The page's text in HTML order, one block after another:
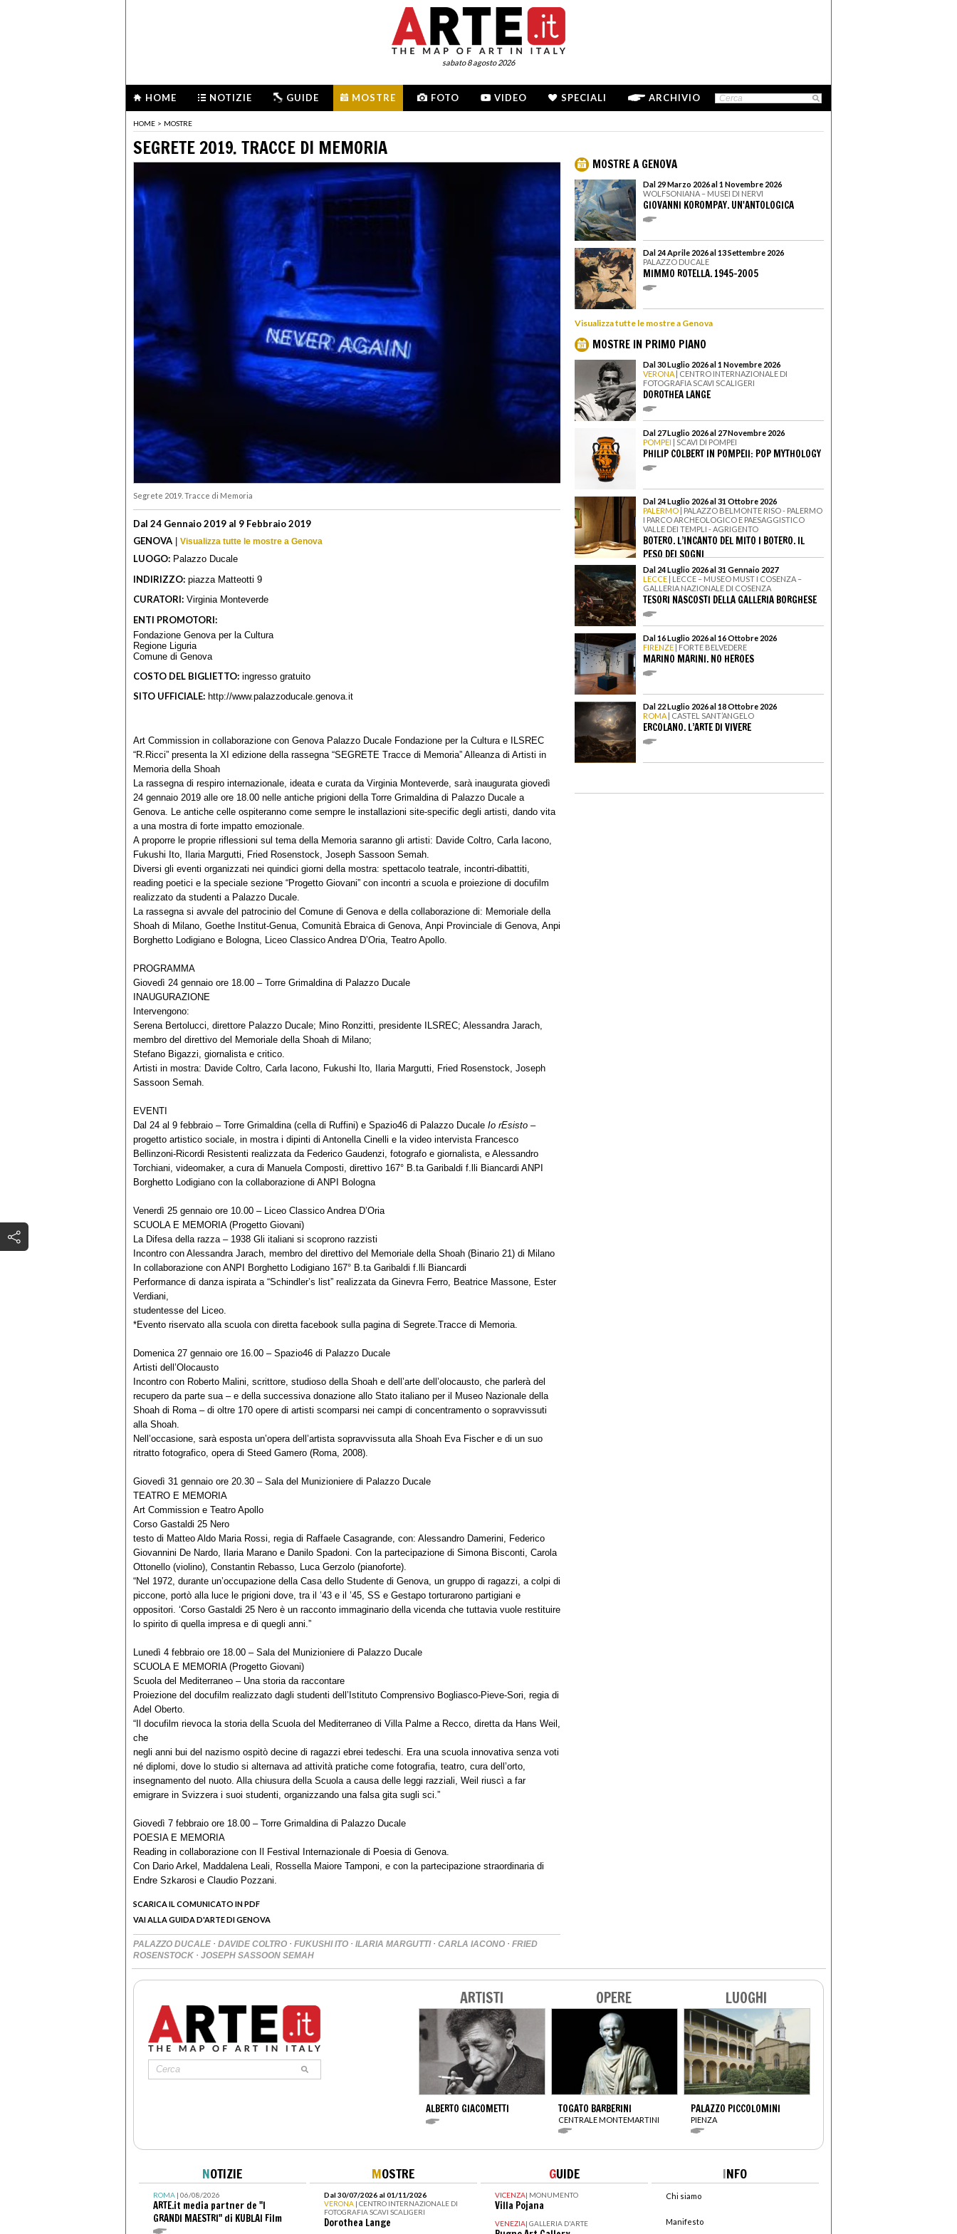
sabato 8 agosto 2026
HOME NOTIZIE GUIDE MOSTRE FOTO VIDEO SPECIALI ARCHIVIO
HOME > MOSTRE
SEGRETE 2019. TRACCE DI MEMORIA
Segrete 2019. Tracce di Memoria
Dal 24 Gennaio 2019 al 9 Febbraio 2019
GENOVA | Visualizza tutte le mostre a Genova
LUOGO: Palazzo Ducale
INDIRIZZO: piazza Matteotti 9
CURATORI: Virginia Monteverde
ENTI PROMOTORI:
Fondazione Genova per la Cultura
Regione Liguria
Comune di Genova
COSTO DEL BIGLIETTO: ingresso gratuito
SITO UFFICIALE: http://www.palazzoducale.genova.it
Art Commission in collaborazione con Genova Palazzo Ducale Fondazione per la Cultura e ILSREC
“R.Ricci” presenta la XI edizione della rassegna “SEGRETE Tracce di Memoria” Alleanza di Artisti in
Memoria della Shoah
La rassegna di respiro internazionale, ideata e curata da Virginia Monteverde, sarà inaugurata giovedì
24 gennaio 2019 alle ore 18.00 nelle antiche prigioni della Torre Grimaldina di Palazzo Ducale a
Genova. Le antiche celle ospiteranno come sempre le installazioni site-specific degli artisti, dando vita
a una mostra di forte impatto emozionale.
A proporre le proprie riflessioni sul tema della Memoria saranno gli artisti: Davide Coltro, Carla Iacono,
Fukushi Ito, Ilaria Margutti, Fried Rosenstock, Joseph Sassoon Semah.
Diversi gli eventi organizzati nei quindici giorni della mostra: spettacolo teatrale, incontri-dibattiti,
reading poetici e la speciale sezione “Progetto Giovani” con incontri a scuola e proiezione di docufilm
realizzato da studenti a Palazzo Ducale.
La rassegna si avvale del patrocinio del Comune di Genova e della collaborazione di: Memoriale della
Shoah di Milano, Goethe Institut-Genua, Comunità Ebraica di Genova, Anpi Provinciale di Genova, Anpi
Borghetto Lodigiano e Bologna, Liceo Classico Andrea D’Oria, Teatro Apollo.
PROGRAMMA
Giovedì 24 gennaio ore 18.00 – Torre Grimaldina di Palazzo Ducale
INAUGURAZIONE
Intervengono:
Serena Bertolucci, direttore Palazzo Ducale; Mino Ronzitti, presidente ILSREC; Alessandra Jarach,
membro del direttivo del Memoriale della Shoah di Milano;
Stefano Bigazzi, giornalista e critico.
Artisti in mostra: Davide Coltro, Carla Iacono, Fukushi Ito, Ilaria Margutti, Fried Rosenstock, Joseph
Sassoon Semah.
EVENTI
Dal 24 al 9 febbraio – Torre Grimaldina (cella di Ruffini) e Spazio46 di Palazzo Ducale Io rEsisto –
progetto artistico sociale, in mostra i dipinti di Antonella Cinelli e la video intervista Francesco
Bellinzoni-Ricordi Resistenti realizzata da Federico Gaudenzi, fotografo e giornalista, e Alessandro
Torchiani, videomaker, a cura di Manuela Composti, direttivo 167° B.ta Garibaldi f.lli Biancardi ANPI
Borghetto Lodigiano con la collaborazione di ANPI Bologna
Venerdì 25 gennaio ore 10.00 – Liceo Classico Andrea D’Oria
SCUOLA E MEMORIA (Progetto Giovani)
La Difesa della razza – 1938 Gli italiani si scoprono razzisti
Incontro con Alessandra Jarach, membro del direttivo del Memoriale della Shoah (Binario 21) di Milano
In collaborazione con ANPI Borghetto Lodigiano 167° B.ta Garibaldi f.lli Biancardi
Performance di danza ispirata a “Schindler’s list” realizzata da Ginevra Ferro, Beatrice Massone, Ester
Verdiani,
studentesse del Liceo.
*Evento riservato alla scuola con diretta facebook sulla pagina di Segrete.Tracce di Memoria.
Domenica 27 gennaio ore 16.00 – Spazio46 di Palazzo Ducale
Artisti dell’Olocausto
Incontro con Roberto Malini, scrittore, studioso della Shoah e dell’arte dell’olocausto, che parlerà del
recupero da parte sua – e della successiva donazione allo Stato italiano per il Museo Nazionale della
Shoah di Roma – di oltre 170 opere di artisti scomparsi nei campi di concentramento o sopravvissuti
alla Shoah.
Nell’occasione, sarà esposta un’opera dell’artista sopravvissuta alla Shoah Eva Fischer e di un suo
ritratto fotografico, opera di Steed Gamero (Roma, 2008).
Giovedì 31 gennaio ore 20.30 – Sala del Munizioniere di Palazzo Ducale
TEATRO E MEMORIA
Art Commission e Teatro Apollo
Corso Gastaldi 25 Nero
testo di Matteo Aldo Maria Rossi, regia di Raffaele Casagrande, con: Alessandro Damerini, Federico
Giovannini De Nardo, Ilaria Marano e Danilo Spadoni. Con la partecipazione di Simona Bisconti, Carola
Ottonello (violino), Constantin Rebasso, Luca Gerzolo (pianoforte).
“Nel 1972, durante un’occupazione della Casa dello Studente di Genova, un gruppo di ragazzi, a colpi di
piccone, portò alla luce le prigioni dove, tra il ’43 e il ’45, SS e Gestapo torturarono partigiani e
oppositori. ‘Corso Gastaldi 25 Nero è un racconto immaginario della vicenda che tuttavia vuole restituire
lo spirito di quella impresa e di quegli anni.”
Lunedì 4 febbraio ore 18.00 – Sala del Munizioniere di Palazzo Ducale
SCUOLA E MEMORIA (Progetto Giovani)
Scuola del Mediterraneo – Una storia da raccontare
Proiezione del docufilm realizzato dagli studenti dell’Istituto Comprensivo Bogliasco-Pieve-Sori, regia di
Adel Oberto.
“Il docufilm rievoca la storia della Scuola del Mediterraneo di Villa Palme a Recco, diretta da Hans Weil,
che
negli anni bui del nazismo ospitò decine di ragazzi ebrei tedeschi. Era una scuola innovativa senza voti
né diplomi, dove lo studio si alternava ad attività pratiche come fotografia, teatro, cura dell’orto,
insegnamento del nuoto. Alla chiusura della Scuola a causa delle leggi razziali, Weil riuscì a far
emigrare in Svizzera i suoi studenti, organizzando una falsa gita sugli sci.”
Giovedì 7 febbraio ore 18.00 – Torre Grimaldina di Palazzo Ducale
POESIA E MEMORIA
Reading in collaborazione con Il Festival Internazionale di Poesia di Genova.
Con Dario Arkel, Maddalena Leali, Rossella Maiore Tamponi, e con la partecipazione straordinaria di
Endre Szkarosi e Claudio Pozzani.
SCARICA IL COMUNICATO IN PDF
VAI ALLA GUIDA D'ARTE DI GENOVA
PALAZZO DUCALE · DAVIDE COLTRO · FUKUSHI ITO · ILARIA MARGUTTI · CARLA IACONO · FRIED
ROSENSTOCK · JOSEPH SASSOON SEMAH
MOSTRE A GENOVA
Dal 29 Marzo 2026 al 1 Novembre 2026
WOLFSONIANA – MUSEI DI NERVI
GIOVANNI KOROMPAY. UN'ANTOLOGICA
Dal 24 Aprile 2026 al 13 Settembre 2026
PALAZZO DUCALE
MIMMO ROTELLA. 1945–2005
Visualizza tutte le mostre a Genova
MOSTRE IN PRIMO PIANO
Dal 30 Luglio 2026 al 1 Novembre 2026
VERONA | CENTRO INTERNAZIONALE DI
FOTOGRAFIA SCAVI SCALIGERI
DOROTHEA LANGE
Dal 27 Luglio 2026 al 27 Novembre 2026
POMPEI | SCAVI DI POMPEI
PHILIP COLBERT IN POMPEII: POP MYTHOLOGY
Dal 24 Luglio 2026 al 31 Ottobre 2026
PALERMO | PALAZZO BELMONTE RISO - PALERMO
I PARCO ARCHEOLOGICO E PAESAGGISTICO
VALLE DEI TEMPLI - AGRIGENTO
BOTERO. L’INCANTO DEL MITO I BOTERO. IL
PESO DEI SOGNI
Dal 24 Luglio 2026 al 31 Gennaio 2027
LECCE | LECCE – MUSEO MUST I COSENZA –
GALLERIA NAZIONALE DI COSENZA
TESORI NASCOSTI DELLA GALLERIA BORGHESE
Dal 16 Luglio 2026 al 16 Ottobre 2026
FIRENZE | FORTE BELVEDERE
MARINO MARINI. NO HEROES
Dal 22 Luglio 2026 al 18 Ottobre 2026
ROMA | CASTEL SANT’ANGELO
ERCOLANO. L’ARTE DI VIVERE
ARTISTI
ALBERTO GIACOMETTI
OPERE
TOGATO BARBERINI
CENTRALE MONTEMARTINI
LUOGHI
PALAZZO PICCOLOMINI
PIENZA
NOTIZIE
ROMA| 06/08/2026
ARTE.it media partner de "I
GRANDI MAESTRI" di KUBLAI Film
MOSTRE
Dal 30/07/2026 al 01/11/2026
VERONA | CENTRO INTERNAZIONALE DI
FOTOGRAFIA SCAVI SCALIGERI
Dorothea Lange
GUIDE
VICENZA| MONUMENTO
Villa Pojana
VENEZIA| GALLERIA D'ARTE
INFO
Chi siamo
Manifesto